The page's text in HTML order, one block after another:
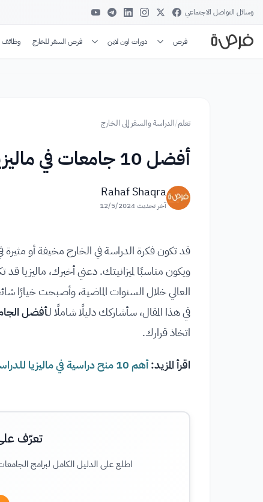
وسائل التواصل الاجتماعي
فرص دورات اون لاين فرص السفر للخارج وظائف
تعلم/الدراسة والسفر إلى الخارج
أفضل 10 جامعات في ماليزيا وتصنيفها عالميًّا
Rahaf Shaqra
آخر تحديث12/5/2024
قد تكون فكرة الدراسة في الخارج مخيفة أو
ويكون مناسبًا لميزانيتك. دعني أخبرك، ماليزيا
العالي خلال السنوات الماضية، وأصبحت خيارًا
في هذا المقال، سأشاركك دليلًا شاملًا لـأفضل
اتخاذ قرارك.
اقرأ المزيد:أهم 10 منح دراسية في ماليزيا للدراسة مجانًا !
تعرّف على
اطلع على الدليل الكامل لبرامج